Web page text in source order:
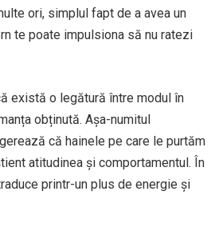
ori, simplul fapt de a avea un
te poate impulsiona să nu ratezi
există o legătură între modul în
obținută. Așa-numitul
că hainele pe care le purtăm
atitudinea și comportamentul. În
printr-un plus de energie și